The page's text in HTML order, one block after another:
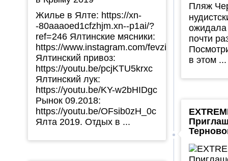
Пляж
ожидала
почти
в этом ...
Жилье в Ялте: https://xn-
-80aaaoed1cfzhjm.xn--p1ai/?
ref=246 Ялтинские мясники:
https://www.instagram.com/fevziyalta/
Ялтинский привоз:
https://youtu.be/pcjKTU5krxc
Ялтинский лук:
https://youtu.be/KY-w2bHIDgc
Рынок 09.2018:
https://youtu.be/OFsib0zH_0c
Ялта 2019. Отдых в ...